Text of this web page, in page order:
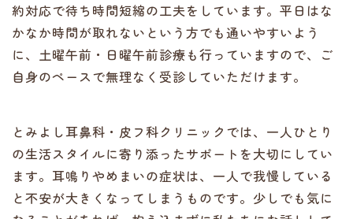
約対応で待ち時間短縮の工夫をしています。平日はな
かなか時間が取れないという方でも通いやすいよう
に、土曜午前・日曜午前診療も行っていますので、ご
自身のペースで無理なく受診していただけます。
とみよし耳鼻科・皮フ科クリニックでは、一人ひとり
の生活スタイルに寄り添ったサポートを大切にしてい
ます。耳鳴りやめまいの症状は、一人で我慢している
と不安が大きくなってしまうものです。少しでも気に